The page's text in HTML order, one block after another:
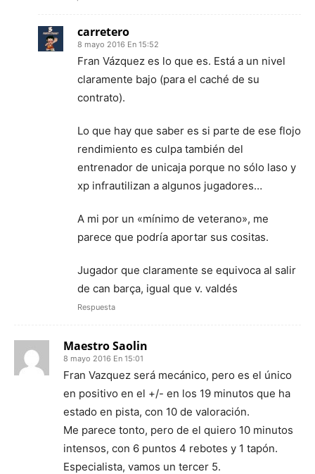
carretero
8 mayo 2016 En 15:52
Fran Vázquez es lo que es. Está a un nivel
claramente bajo (para el caché de su
contrato).
Lo que hay que saber es si parte de ese flojo
rendimiento es culpa también del
entrenador de unicaja porque no sólo laso y
xp infrautilizan a algunos jugadores…
A mi por un «mínimo de veterano», me
parece que podría aportar sus cositas.
Jugador que claramente se equivoca al salir
de can barça, igual que v. valdés
Respuesta
Maestro Saolin
8 mayo 2016 En 15:01
Fran Vazquez será mecánico, pero es el único
en positivo en el +/- en los 19 minutos que ha
estado en pista, con 10 de valoración.
Me parece tonto, pero de el quiero 10 minutos
intensos, con 6 puntos 4 rebotes y 1 tapón.
Especialista, vamos un tercer 5.